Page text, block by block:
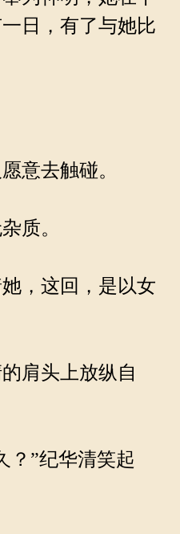
日，有了与她比
意去触碰。
质。
，这回，是以女
肩头上放纵自
”纪华清笑起